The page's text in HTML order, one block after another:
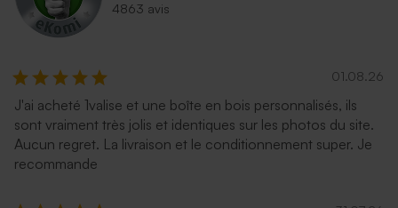
4863 avis
01.08.26
J'ai acheté 1valise et une boîte en bois personnalisés, ils
sont vraiment très jolis et identiques sur les photos du site.
Aucun regret. La livraison et le conditionnement super. Je
recommande